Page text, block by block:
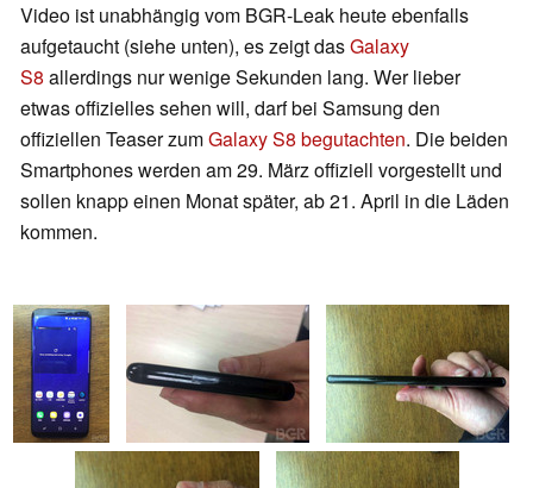
Video ist unabhängig vom BGR-Leak heute ebenfalls
aufgetaucht (siehe unten), es zeigt dasGalaxy
S8 allerdings nur wenige Sekunden lang. Wer lieber
etwas offizielles sehen will, darf bei Samsung den
offiziellen Teaser zumGalaxy S8 begutachten. Die beiden
Smartphones werden am 29. März offiziell vorgestellt und
sollen knapp einen Monat später, ab 21. April in die Läden
kommen.